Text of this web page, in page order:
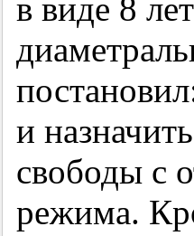
в виде 8
и
свободы с
режима.